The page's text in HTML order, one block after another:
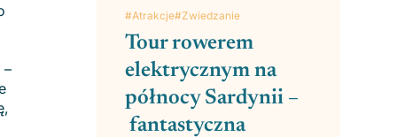
#Atrakcje#Zwiedzanie
Tour rowerem
elektrycznym na
północy Sardynii –
fantastyczna
–